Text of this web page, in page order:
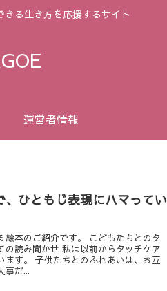
る生き方を応援するサイト
運営者情報
ひともじ表現にハマってい
本のご紹介です。 こどもたちとのタ
の読み聞かせ 私は以前からタッチケア
ます。 子供たちとのふれあいは、お互
事だ...